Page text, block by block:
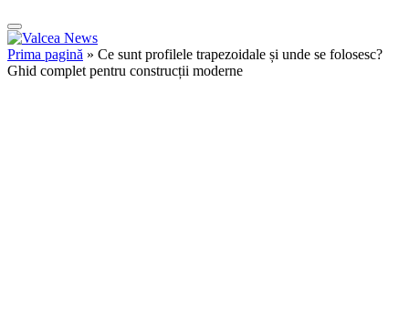
Prima pagină » Ce sunt profilele trapezoidale și unde se folosesc?
Ghid complet pentru construcții moderne